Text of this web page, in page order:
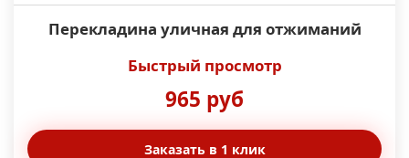
Перекладина уличная для отжиманий
Быстрый просмотр
965 руб
Заказать в 1 клик